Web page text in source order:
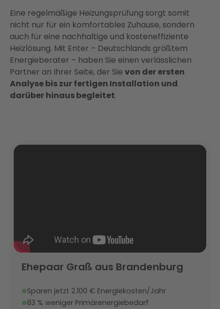
Eine regelmäßige Heizungsprüfung sorgt somit
nicht nur für ein komfortables Zuhause, sondern
auch für eine nachhaltige und kosteneffiziente
Heizlösung. Mit Enter – Deutschlands größtem
Energieberater – haben Sie einen verlässlichen
Partner an Ihrer Seite, der Sie von der ersten
Analyse bis zur fertigen Installation und
darüber hinaus begleitet.
Ehepaar Graß aus Brandenburg
Sparen jetzt 2.100 € Energiekosten/Jahr
83 % weniger Primärenergiebedarf